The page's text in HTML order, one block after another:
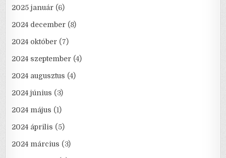
2025 január (6)
2024 december (8)
2024 október (7)
2024 szeptember (4)
2024 augusztus (4)
2024 június (3)
2024 május (1)
2024 április (5)
2024 március (3)